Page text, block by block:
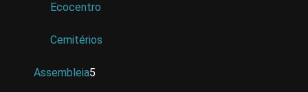
Ecocentro
Cemitérios
Assembleia5